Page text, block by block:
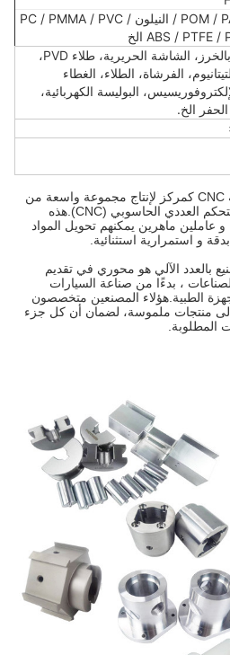
البلاستيك: الأسيتال / POM / PA / النيلون / PC / PMMA / PVC
المزخرفة، المزخرفة بالخرز، الشاشة الحريرية، طلاء PVD،
الفرشاة، الطلاء، الغطاء
البوليسة الكهربائية،
يعمل مصنع قطع الغيار المعدنية CNC كمركز لإنتاج مجموعة واسعة من
المكونات باستخدام تكنولوجيا التحكم العددي الحاسوبي (CNC).هذه
عاملين ماهرين يمكنهم تحويل المواد
و استمرارية استثنائية.
بالعدد الآلي هو محوري في تقديم
، بدءًا من صناعة السيارات
الطبية.هؤلاء المصنعين متخصصون
منتجات ملموسة، لضمان أن كل جزء
المطلوبة.